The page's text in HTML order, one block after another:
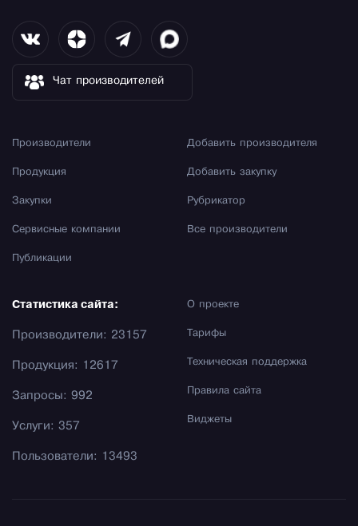
Чат производителей
Производители
Продукция
Закупки
Сервисные компании
Публикации
Добавить производителя
Добавить закупку
Рубрикатор
Все производители
О проекте
Тарифы
Техническая поддержка
Правила сайта
Виджеты
Статистика сайта:
Производители: 23157
Продукция: 12617
Запросы: 992
Услуги: 357
Пользователи: 13493